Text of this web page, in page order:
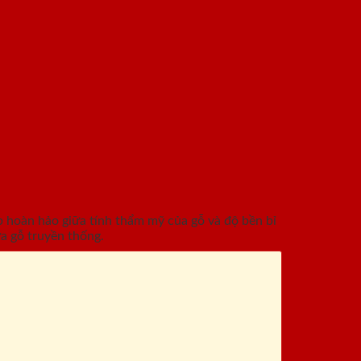
hảo giữa tính thẩm mỹ của gỗ và độ bền bỉ
gỗ truyền thống.